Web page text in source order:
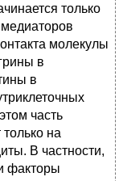
только
медиаторов
молекулы
в
в
часть
на
В частности,
факторы